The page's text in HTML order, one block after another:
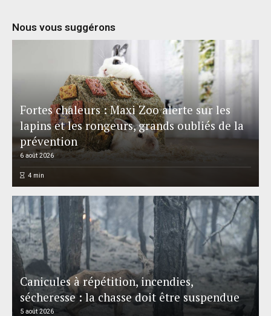
Nous vous suggérons
Fortes chaleurs : Maxi Zoo alerte sur les
lapins et les rongeurs, grands oubliés de la
prévention
6 août 2026
4min
Canicules à répétition, incendies,
sécheresse : la chasse doit être suspendue
5 août 2026